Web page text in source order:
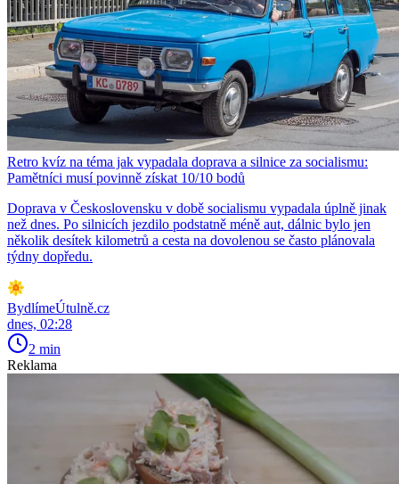
Retro kvíz na téma jak vypadala doprava a silnice za socialismu:
Pamětníci musí povinně získat 10/10 bodů
Doprava v Československu v době socialismu vypadala úplně jinak
než dnes. Po silnicích jezdilo podstatně méně aut, dálnic bylo jen
několik desítek kilometrů a cesta na dovolenou se často plánovala
týdny dopředu.
BydlímeÚtulně.cz
dnes, 02:28
2 min
Reklama